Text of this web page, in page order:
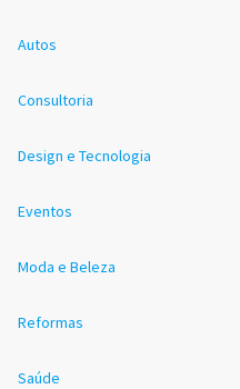
Autos
Consultoria
Design e Tecnologia
Eventos
Moda e Beleza
Reformas
Saúde